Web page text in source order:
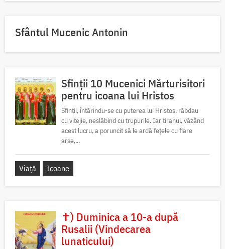
Sfântul Mucenic Antonin
Sfinții 10 Mucenici Mărturisitori
pentru icoana lui Hristos
Sfinții, întărindu-se cu puterea lui Hristos, răbdau
cu vitejie, neslăbind cu trupurile. Iar tiranul, văzând
acest lucru, a poruncit să le ardă fețele cu fiare
arse,...
Viață Icoane
✝) Duminica a 10-a după
Rusalii (Vindecarea
lunaticului)